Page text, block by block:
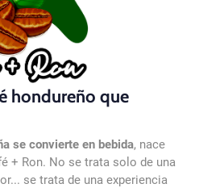
hondureño que
se convierte en bebida, nace
+ Ron. No se trata solo de una
se trata de una experiencia